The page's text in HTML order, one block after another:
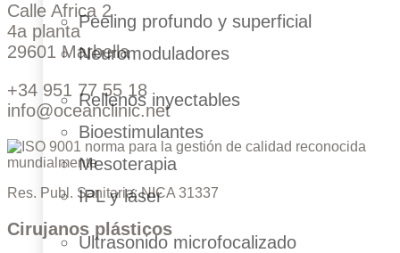
Peeling profundo y superficial
Neuromoduladores
Rellenos inyectables
Bioestimulantes
Mesoterapia
IPL y láser
Ultrasonido microfocalizado
Calle Africa 2
4a planta
29601 Marbella
+34 951 77 55 18
info@oceanclinic.net
Res. Publ. Sanitaria: NICA 31337
Cirujanos plásticos